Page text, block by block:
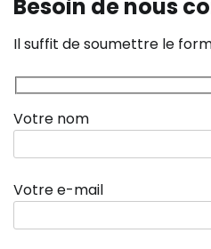
Besoin de nous
Il suffit de soumettre le
Votre nom
Votre e-mail